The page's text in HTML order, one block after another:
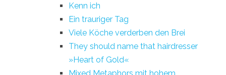
Kenn ich
Ein trauriger Tag
Viele Köche verderben den Brei
They should name that hairdresser
»Heart of Gold«
Mixed Metaphors mit hohem